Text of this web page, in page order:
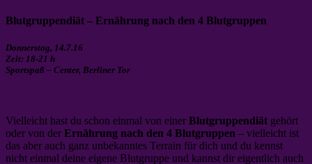
Blutgruppendiät – Ernährung nach den 4 Blutgruppen
Donnerstag, 14.7.16
Zeit: 18-21 h
Sportspaß – Center, Berliner Tor
Vielleicht hast du schon einmal von einer Blutgruppendiät gehört
oder von der Ernährung nach den 4 Blutgruppen – vielleicht ist
das aber auch ganz unbekanntes Terrain für dich und du kennst
nicht einmal deine eigene Blutgruppe und kannst dir eigentlich auch